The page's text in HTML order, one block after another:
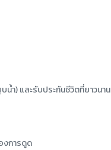
ำ) และรับประกันชีวิตที่ยาวนาน
งการดูด